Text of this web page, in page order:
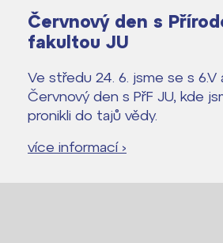
Červnový den s
fakultou JU
Ve středu 24. 6. jsme se s 6.V
Červnový den s PřF JU, kde
pronikli do tajů vědy.
více informací ›